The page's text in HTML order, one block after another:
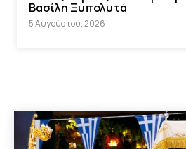
Βασίλη Ξυπολυτά
5 Αυγούστου, 2026